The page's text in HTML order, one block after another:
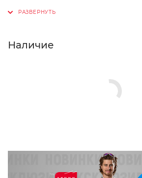
Нажмите кнопку «Оформить заказ».
Наличие